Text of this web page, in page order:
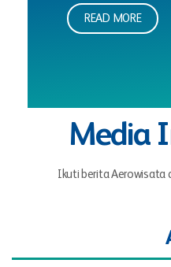
READ MORE
Media
Ikuti berita Aerowisata